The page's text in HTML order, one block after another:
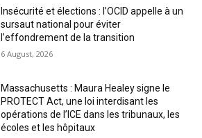
Insécurité et élections : l’OCID appelle à un
sursaut national pour éviter
l’effondrement de la transition
6 August, 2026
Massachusetts : Maura Healey signe le
PROTECT Act, une loi interdisant les
opérations de l’ICE dans les tribunaux, les
écoles et les hôpitaux